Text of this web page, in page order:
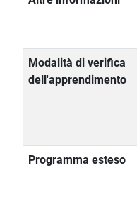
Modalità di verifica
dell'apprendimento
Programma esteso